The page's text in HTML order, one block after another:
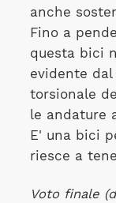
anche
Fino a
questa bici
evidente
torsionale
le andature
E' una bici
riesce a
Voto finale